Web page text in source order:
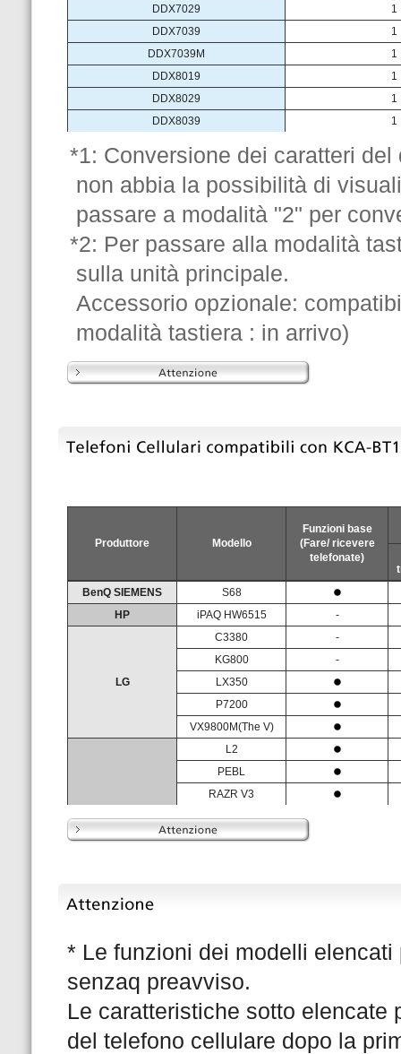
*1: Conversione dei caratteri
non abbia la possibilità di
passare a modalità "2" per
*2: Per passare alla modalità
sulla unità principale.
Accessorio opzionale:
modalità tastiera : in arrivo)
Produttore Modello
Funzioni base
(Fare/ ricevere
telefonate)
* Le funzioni dei modelli
senzaq preavviso.
Le caratteristiche sotto elencate
del telefono cellulare dopo la